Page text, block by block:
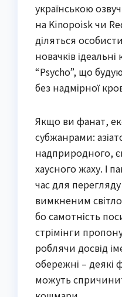
українською
на Kinopoisk чи
діляться
новачків
“Psycho”, що
без надмірної
Якщо ви фанат,
субжанрами:
надприродного,
хаусного жаху. І
час для перегляду
вимкненим
бо самотність
стрімінги
роблячи досвід
обережні – деякі
можуть